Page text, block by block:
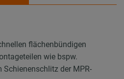
flächenbündigen
wie bspw.
der MPR-